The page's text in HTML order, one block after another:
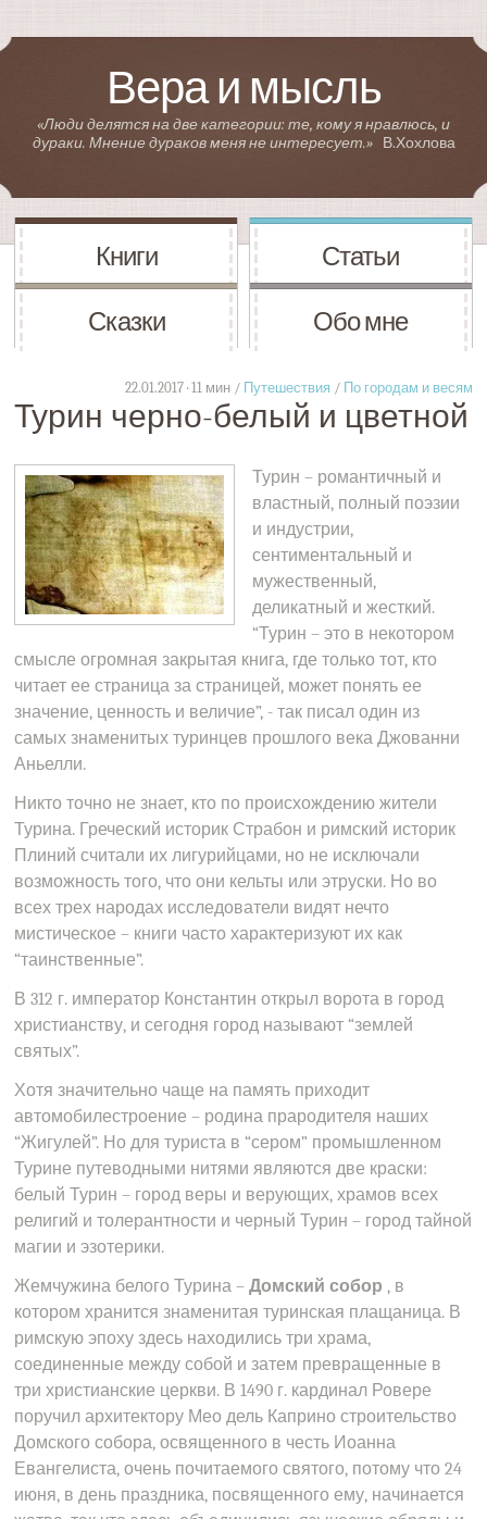
Вера и мысль
«Люди делятся на две категории: те, кому я нравлюсь, и
дураки. Мнение дураков меня не интересует.»
В.Хохлова
Книги Статьи
Сказки Обо мне
22.01.2017 · 11 мин / Путешествия / По городам и весям
Турин черно-белый и цветной
Турин – романтичный и
властный, полный поэзии
и индустрии,
сентиментальный и
мужественный,
деликатный и жесткий.
“Турин – это в некотором
смысле огромная закрытая книга, где только тот, кто
читает ее страница за страницей, может понять ее
значение, ценность и величие”, - так писал один из
самых знаменитых туринцев прошлого века Джованни
Аньелли.
Никто точно не знает, кто по происхождению жители
Турина. Греческий историк Страбон и римский историк
Плиний считали их лигурийцами, но не исключали
возможность того, что они кельты или этруски. Но во
всех трех народах исследователи видят нечто
мистическое – книги часто характеризуют их как
“таинственные”.
В 312 г. император Константин открыл ворота в город
христианству, и сегодня город называют “землей
святых”.
Хотя значительно чаще на память приходит
автомобилестроение – родина прародителя наших
“Жигулей”. Но для туриста в “сером” промышленном
Турине путеводными нитями являются две краски:
белый Турин – город веры и верующих, храмов всех
религий и толерантности и черный Турин – город тайной
магии и эзотерики.
Жемчужина белого Турина –Домский собор , в
котором хранится знаменитая туринская плащаница. В
римскую эпоху здесь находились три храма,
соединенные между собой и затем превращенные в
три христианские церкви. В 1490 г. кардинал Ровере
поручил архитектору Мео дель Каприно строительство
Домского собора, освященного в честь Иоанна
Евангелиста, очень почитаемого святого, потому что 24
июня, в день праздника, посвященного ему, начинается